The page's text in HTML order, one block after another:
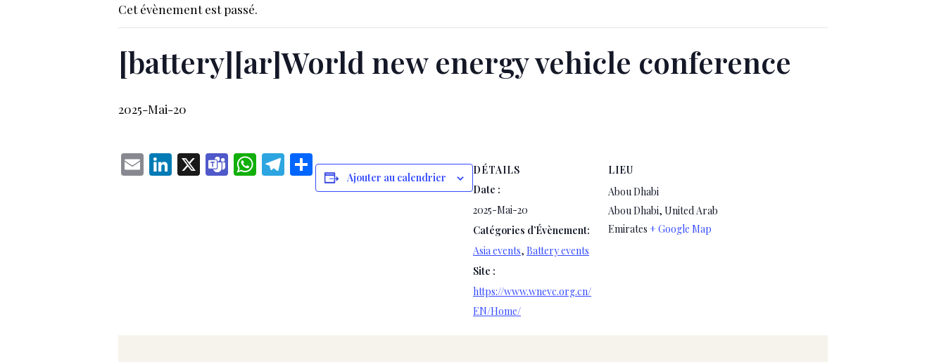
Cet évènement est passé.
[battery][ar]World new energy vehicle conference
2025-Mai-20
EmailLinkedIn
X TeamsWhatsApp
Telegram
Partager
Ajouter au calendrier
DÉTAILS
Date :
2025-Mai-20
Catégories d’Évènement:
Asia events, Battery events
Site :
https://www.wnevc.org.cn/
EN/Home/
LIEU
Abou Dhabi
Abou Dhabi, United Arab
Emirates + Google Map